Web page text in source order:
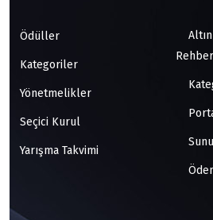
Ödüller
Kategoriler
Yönetmelikler
Seçici Kurul
Yarışma Takvimi